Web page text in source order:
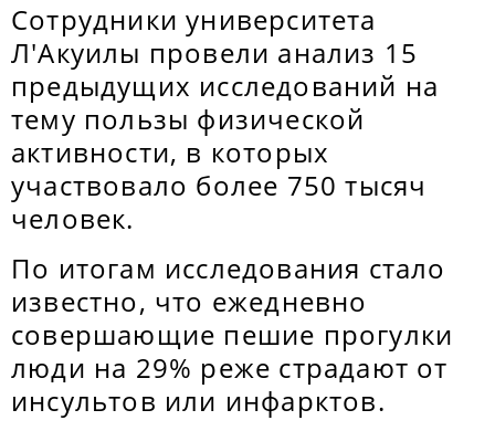
Сотрудники университета
Л'Акуилы провели анализ 15
предыдущих исследований на
тему пользы физической
активности, в которых
участвовало более 750 тысяч
человек.
По итогам исследования стало
известно, что ежедневно
совершающие пешие прогулки
люди на 29% реже страдают от
инсультов или инфарктов.